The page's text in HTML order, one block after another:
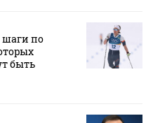
шаги по
быть